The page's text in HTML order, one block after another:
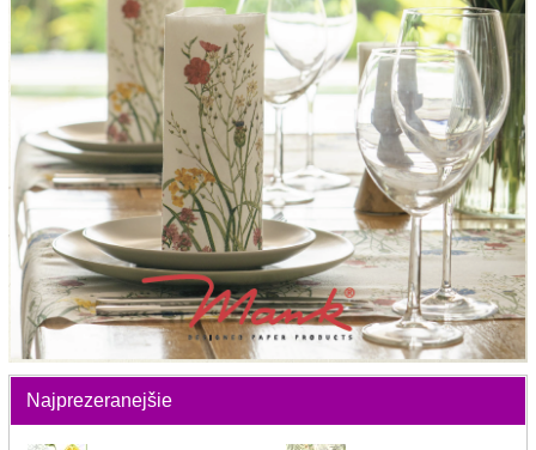
Najprezeranejšie